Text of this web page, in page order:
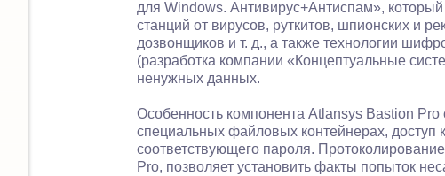
для Windows. Антивирус+Антиспам»,
станций от вирусов, руткитов, шпионских и
дозвонщиков и т. д., а также технологии
(разработка компании «Концептуальные
ненужных данных.
Особенность компонента Atlansys Bastion
специальных файловых контейнерах, доступ
соответствующего пароля.
Pro, позволяет установить факты попыток